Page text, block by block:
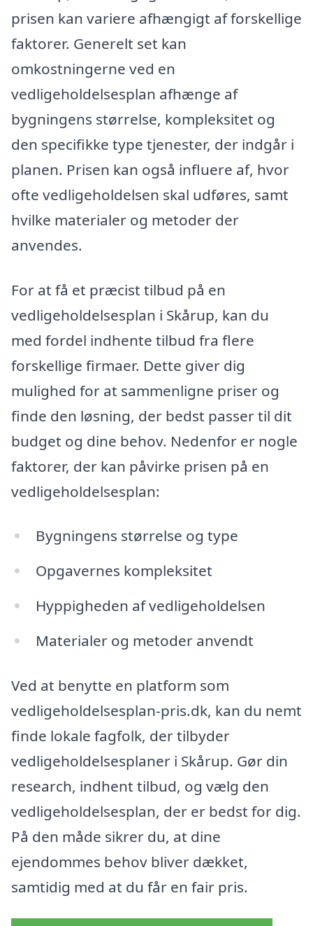
prisen kan variere afhængigt af forskellige
faktorer. Generelt set kan
omkostningerne ved en
vedligeholdelsesplan afhænge af
bygningens størrelse, kompleksitet og
den specifikke type tjenester, der indgår i
planen. Prisen kan også influere af, hvor
ofte vedligeholdelsen skal udføres, samt
hvilke materialer og metoder der
anvendes.
For at få et præcist tilbud på en
vedligeholdelsesplan i Skårup, kan du
med fordel indhente tilbud fra flere
forskellige firmaer. Dette giver dig
mulighed for at sammenligne priser og
finde den løsning, der bedst passer til dit
budget og dine behov. Nedenfor er nogle
faktorer, der kan påvirke prisen på en
vedligeholdelsesplan:
Bygningens størrelse og type
Opgavernes kompleksitet
Hyppigheden af vedligeholdelsen
Materialer og metoder anvendt
Ved at benytte en platform som
vedligeholdelsesplan-pris.dk, kan du nemt
finde lokale fagfolk, der tilbyder
vedligeholdelsesplaner i Skårup. Gør din
research, indhent tilbud, og vælg den
vedligeholdelsesplan, der er bedst for dig.
På den måde sikrer du, at dine
ejendommes behov bliver dækket,
samtidig med at du får en fair pris.